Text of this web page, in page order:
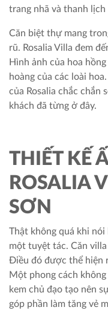
trang nhã và thanh lịch
Căn biệt thự mang
rũ. Rosalia Villa đem
Hình ảnh của hoa
hoàng của các loài
của Rosalia chắc chắn
khách đã từng ở đây.
THIẾT KẾ
ROSALIA
SƠN
Thật không quá khi
một tuyệt tác. Căn
Điều đó được thể hiện
Một phong cách
kem chủ đạo tạo nên
góp phần làm tăng vẻ